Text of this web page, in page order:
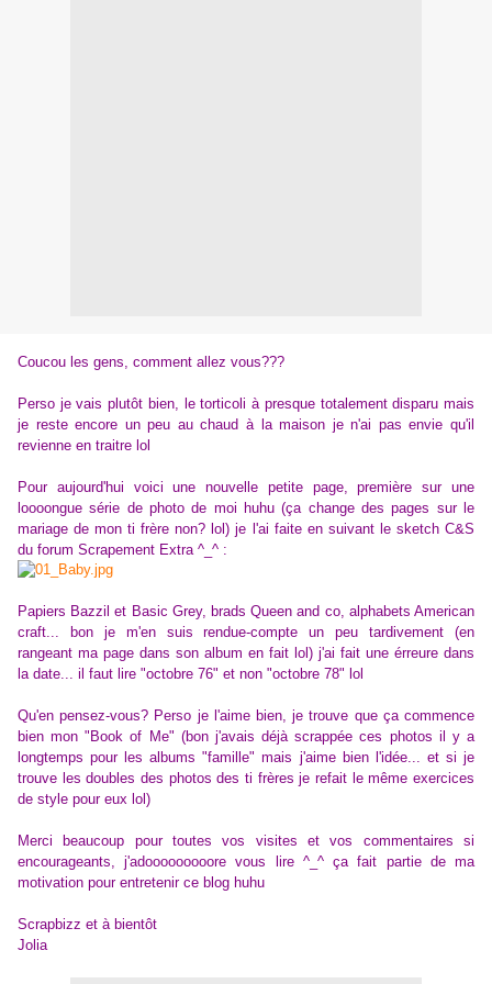
Coucou les gens, comment allez vous???
Perso je vais plutôt bien, le torticoli à presque totalement disparu mais
je reste encore un peu au chaud à la maison je n'ai pas envie qu'il
revienne en traitre lol
Pour aujourd'hui voici une nouvelle petite page, première sur une
loooongue série de photo de moi huhu (ça change des pages sur le
mariage de mon ti frère non? lol) je l'ai faite en suivant le sketch C&S
du forum Scrapement Extra ^_^ :
Papiers Bazzil et Basic Grey, brads Queen and co, alphabets American
craft... bon je m'en suis rendue-compte un peu tardivement (en
rangeant ma page dans son album en fait lol) j'ai fait une érreure dans
la date... il faut lire "octobre 76" et non "octobre 78" lol
Qu'en pensez-vous? Perso je l'aime bien, je trouve que ça commence
bien mon "Book of Me" (bon j'avais déjà scrappée ces photos il y a
longtemps pour les albums "famille" mais j'aime bien l'idée... et si je
trouve les doubles des photos des ti frères je refait le même exercices
de style pour eux lol)
Merci beaucoup pour toutes vos visites et vos commentaires si
encourageants, j'adooooooooore vous lire ^_^ ça fait partie de ma
motivation pour entretenir ce blog huhu
Scrapbizz et à bientôt
Jolia